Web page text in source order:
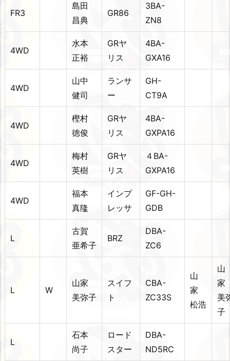
FR3
島田
昌典
GR86
3BA-
ZN8
4WD
水本
正裕
GRヤ
リス
4BA-
GXA16
4WD
山中
健司
ランサ
ー
GH-
CT9A
4WD
樫村
徳俊
GRヤ
リス
4BA-
GXPA16
4WD
梅村
英樹
GRヤ
リス
４BA-
GXPA16
4WD
福本
真隆
インプ
レッサ
GF-GH-
GDB
L
古賀
亜希子
BRZ
DBA-
ZC6
L W
山家
美弥子
スイフ
ト
CBA-
ZC33S
山
家
松浩
山
美
子
L
石本
尚子
ロード
スター
DBA-
ND5RC